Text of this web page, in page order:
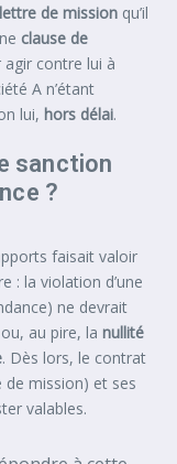
lettre de mission qu’il
clause de
contre lui à
A n’étant
lui, hors délai.
sanction
?
faisait valoir
: la violation d’une
ne devrait
ou, au pire, la nullité
. Dès lors, le contrat
mission) et ses
valables.